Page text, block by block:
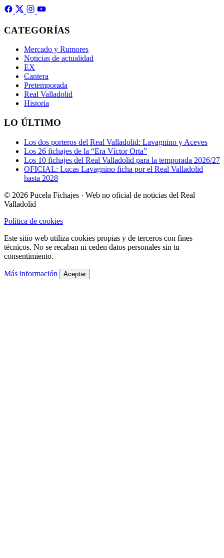
CATEGORÍAS
Mercado y Rumores
Noticias de actualidad
EX
Cantera
Pretemporada
Real Valladolid
Historia
LO ÚLTIMO
Los dos porteros del Real Valladolid: Lavagnino y Aceves
Los 26 fichajes de la “Era Víctor Orta”
Los 10 fichajes del Real Valladolid para la temporada 2026/27
OFICIAL: Lucas Lavagnino ficha por el Real Valladolid
hasta 2028
© 2026 Pucela Fichajes · Web no oficial de noticias del Real
Valladolid
Política de cookies
Este sitio web utiliza cookies propias y de terceros con fines
técnicos. No se recaban ni ceden datos personales sin tu
consentimiento.
Más información Aceptar